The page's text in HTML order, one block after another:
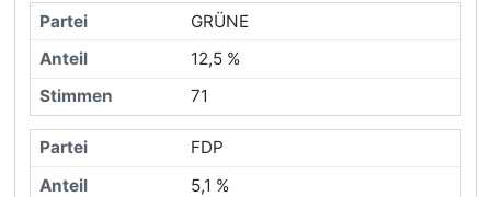
GRÜNE
12,5 %
71
FDP
5,1 %